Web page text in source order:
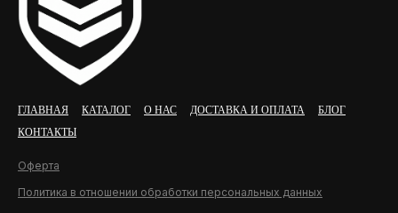
ГЛАВНАЯ КАТАЛОГ О НАС ДОСТАВКА И ОПЛАТА
БЛОГ
КОНТАКТЫ
Оферта
Политика в отношении обработки персональных данных